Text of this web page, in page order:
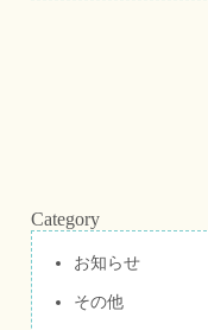
Category
お知らせ
その他